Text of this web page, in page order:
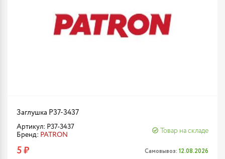
Заглушка P37-3437
Артикул: P37-3437
Бренд: PATRON
Товар на складе
5 ₽ Самовывоз: 12.08.2026